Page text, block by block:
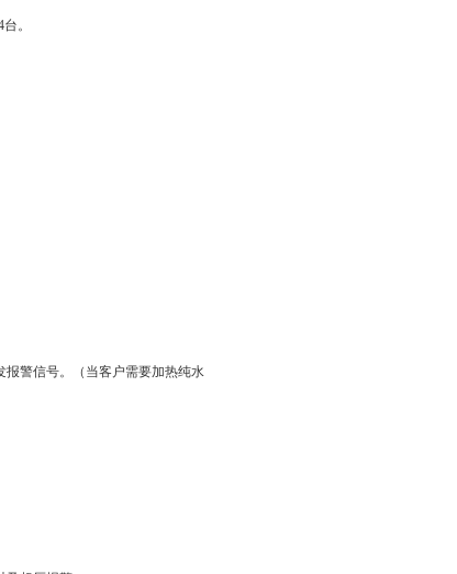
。
报警信号。（当客户需要加热纯水